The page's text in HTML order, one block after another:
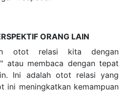
ORANG LAIN
otot relasi kita dengan
atau membaca dengan tepat
Ini adalah otot relasi yang
ini meningkatkan kemampuan